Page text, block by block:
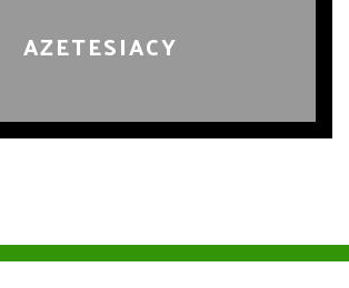
AZETESIACY